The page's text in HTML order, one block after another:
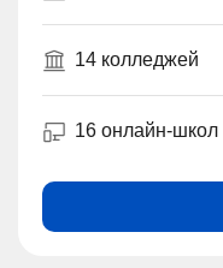
14 колледжей
16 онлайн-школ